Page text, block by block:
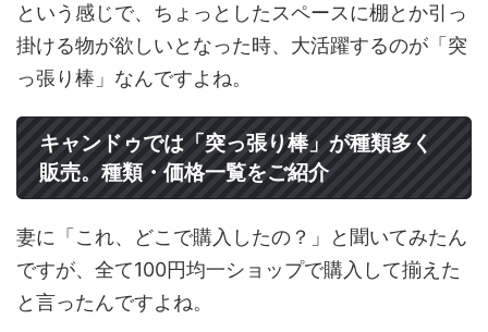
という感じで、ちょっとしたスペースに棚とか引っ
掛ける物が欲しいとなった時、大活躍するのが「突
っ張り棒」なんですよね。
キャンドゥでは「突っ張り棒」が種類多く
販売。種類・価格一覧をご紹介
妻に「これ、どこで購入したの？」と聞いてみたん
ですが、全て100円均一ショップで購入して揃えた
と言ったんですよね。